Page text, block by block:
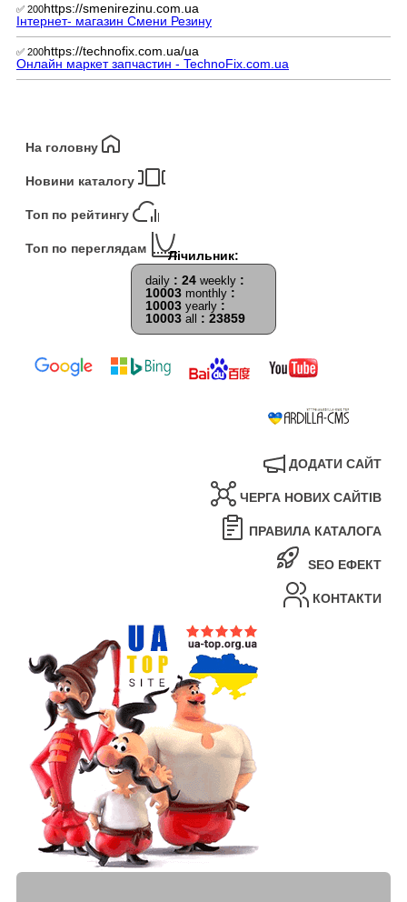
✅ 200https://smenirezinu.com.ua
Інтернет- магазин Смени Резину
✅ 200https://technofix.com.ua/ua
Онлайн маркет запчастин - TechnoFix.com.ua
На головну
Новини каталогу
Топ по рейтингу
Топ по переглядам
daily : 24 weekly :
10003 monthly :
10003 yearly :
10003 all : 23859
ДОДАТИ САЙТ
ЧЕРГА НОВИХ САЙТІВ
ПРАВИЛА КАТАЛОГА
SEO ЕФЕКТ
КОНТАКТИ